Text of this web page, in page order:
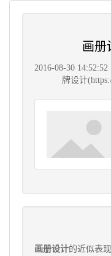
画册
2016-08-30 14:52:52
牌设计
画册设计的近似表现